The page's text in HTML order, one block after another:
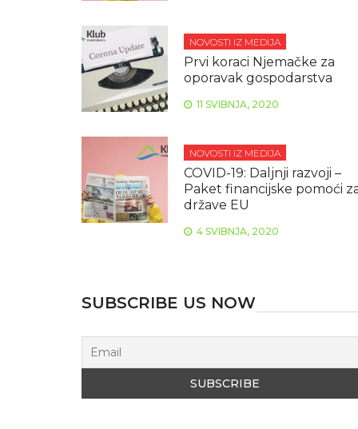
NOVOSTI IZ MEDIJA
Prvi koraci Njemačke za
oporavak gospodarstva
11 SVIBNJA, 2020
NOVOSTI IZ MEDIJA
COVID-19: Daljnji razvoji –
Paket financijske pomoći
države EU
4 SVIBNJA, 2020
SUBSCRIBE US NOW